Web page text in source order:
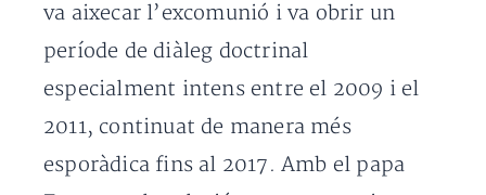
va aixecar l’excomunió i va obrir un
període de diàleg doctrinal
especialment intens entre el 2009 i el
2011, continuat de manera més
esporàdica fins al 2017. Amb el papa